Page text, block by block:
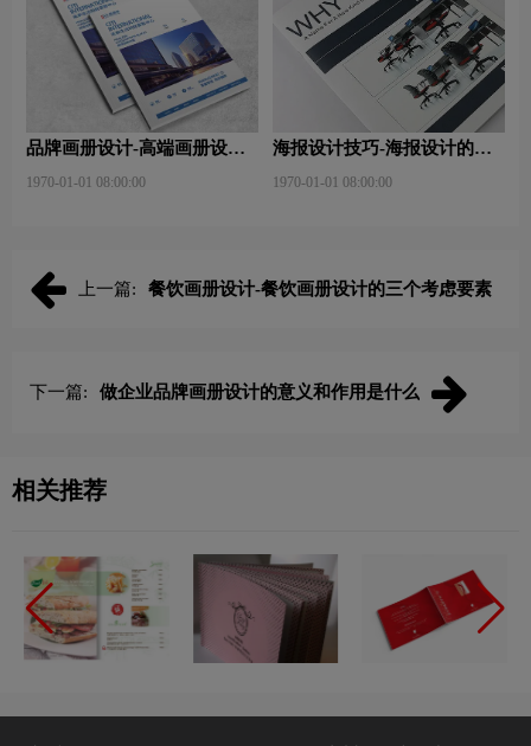
品牌画册设计-高端画册设计
1970-01-01 08:00:00
海报设计技巧-海报设计的构
1970-01-01 08:00:00
上一篇: 餐饮画册设计-餐饮画册设计的三个考虑要素
下一篇: 做企业品牌画册设计的意义和作用是什么
相关推荐